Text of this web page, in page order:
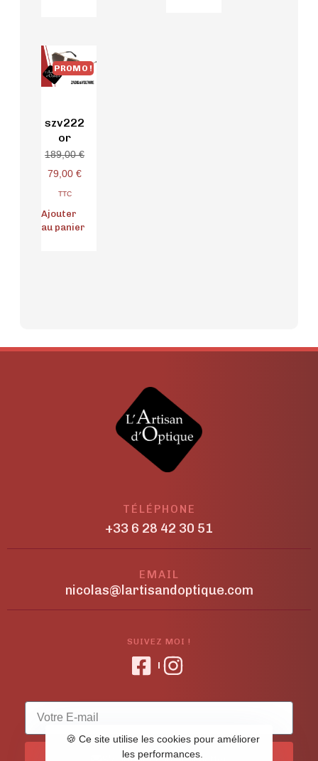
PROMO !
szv222
or
189,00€
79,00 €
TTC
Ajouter
au panier
TÉLÉPHONE
+33 6 28 42 30 51
EMAIL
nicolas@lartisandoptique.com
SUIVEZ MOI !
🍪 Ce site utilise les cookies pour améliorer
les performances.